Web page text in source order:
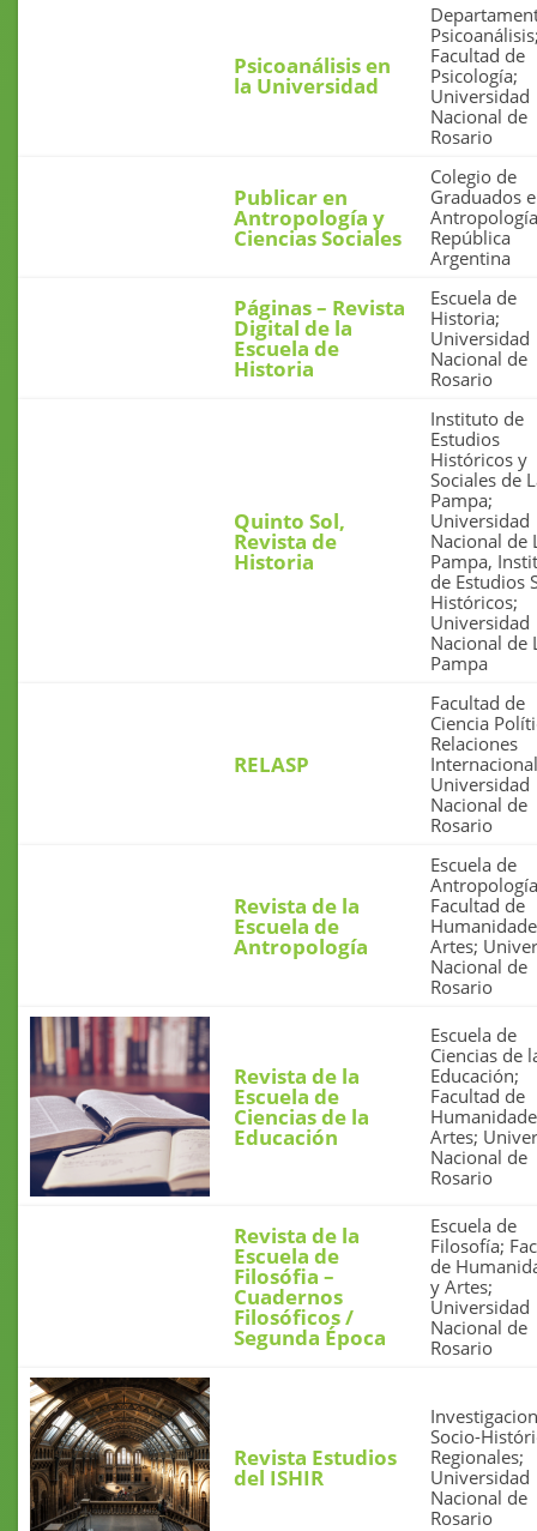
Psicoanálisis en
la Universidad
Facultad de
Psicología;
Universidad
Nacional de
Rosario
Publicar en
Antropología y
Ciencias Sociales
Colegio de
Graduados
República
Argentina
Páginas – Revista
Digital de la
Escuela de
Historia
Escuela de
Historia;
Universidad
Nacional de
Rosario
Quinto Sol,
Revista de
Historia
Instituto de
Estudios
Históricos y
Sociales de
Pampa;
Universidad
Nacional de
Pampa,
de Estudios
Históricos;
Universidad
Nacional de
Pampa
RELASP
Facultad de
Ciencia
Relaciones
Universidad
Nacional de
Rosario
Revista de la
Escuela de
Antropología
Escuela de
Facultad de
Artes;
Nacional de
Rosario
Revista de la
Escuela de
Ciencias de la
Educación
Escuela de
Ciencias de
Educación;
Facultad de
Artes;
Nacional de
Rosario
Revista de la
Escuela de
Filosófia –
Cuadernos
Filosóficos /
Segunda Época
Escuela de
Filosofía;
de
y Artes;
Universidad
Nacional de
Rosario
Revista Estudios
del ISHIR
Socio-
Regionales;
Universidad
Nacional de
Rosario